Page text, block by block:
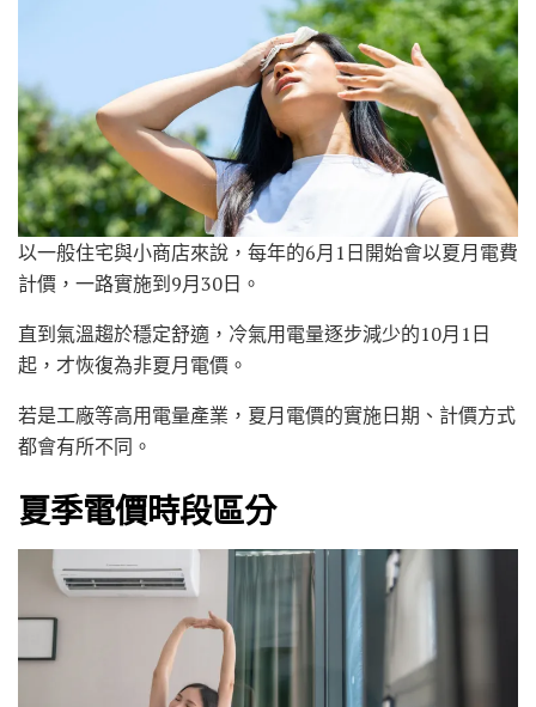
以一般住宅與小商店來說，每年的6月1日開始會以夏月電費
計價，一路實施到9月30日。
直到氣溫趨於穩定舒適，冷氣用電量逐步減少的10月1日
起，才恢復為非夏月電價。
若是工廠等高用電量產業，夏月電價的實施日期、計價方式
都會有所不同。
夏季電價時段區分